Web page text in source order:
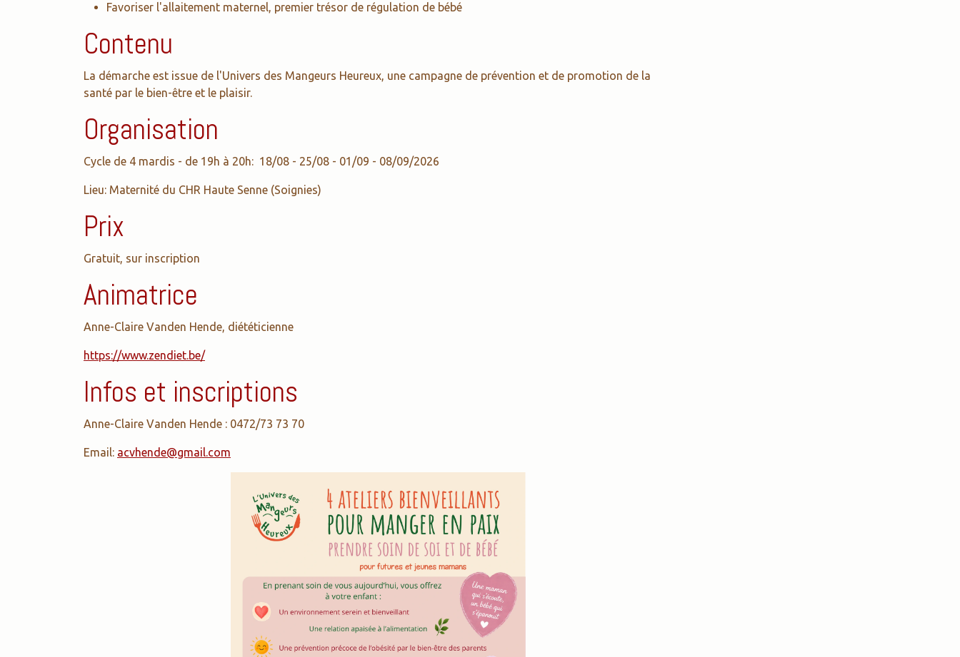
Favoriser l'allaitement maternel, premier trésor de régulation de bébé
Contenu
La démarche est issue de l'Univers des Mangeurs Heureux, une campagne de prévention et de promotion de la
santé par le bien-être et le plaisir.
Organisation
Cycle de 4 mardis - de 19h à 20h: 18/08 - 25/08 - 01/09 - 08/09/2026
Lieu: Maternité du CHR Haute Senne (Soignies)
Prix
Gratuit, sur inscription
Animatrice
Anne-Claire Vanden Hende, diététicienne
https://www.zendiet.be/
Infos et inscriptions
Anne-Claire Vanden Hende : 0472/73 73 70
Email: acvhende@gmail.com